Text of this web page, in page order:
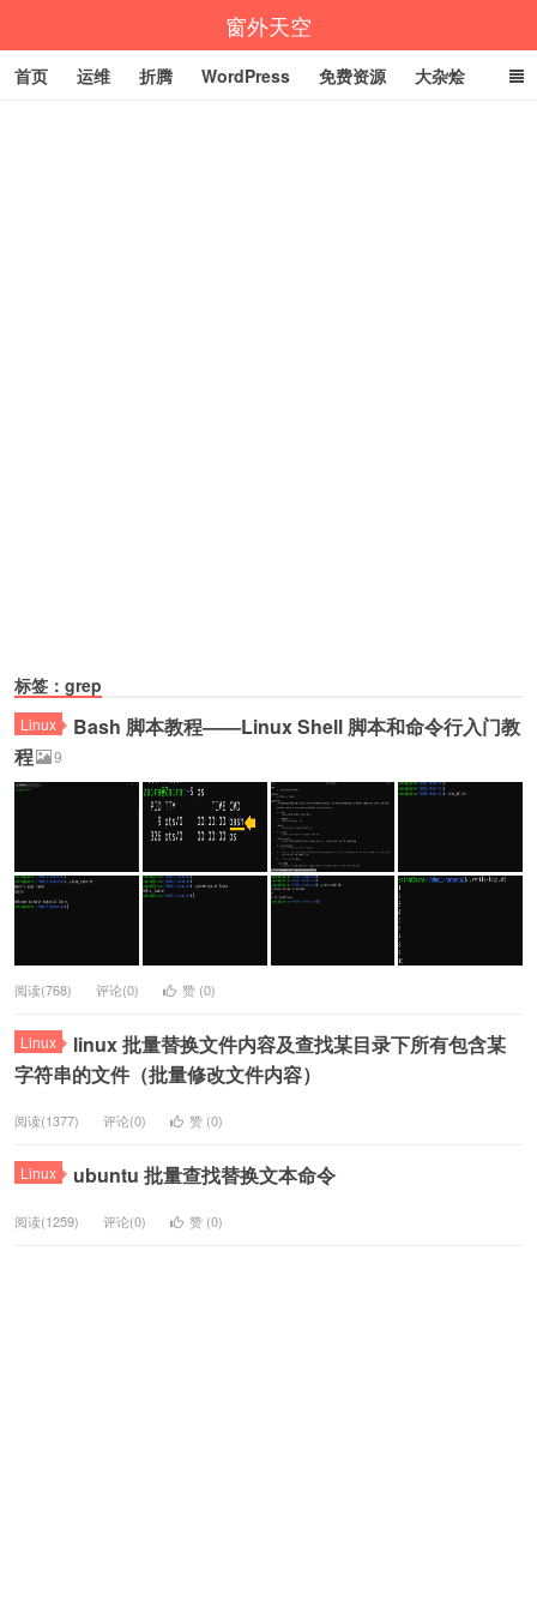
窗外天空
首页 运维 折腾 WordPress 免费资源 大杂烩
标签：grep
Linux
Bash 脚本教程——Linux Shell 脚本和命令行入门教
程
9
阅读(768) 评论(0) 赞 (0)
Linux
linux 批量替换文件内容及查找某目录下所有包含某
字符串的文件（批量修改文件内容）
阅读(1377) 评论(0) 赞 (0)
Linux ubuntu 批量查找替换文本命令
阅读(1259) 评论(0) 赞 (0)